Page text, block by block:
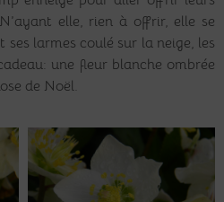
elle, rien à offrir, elle se
larmes coulé sur la neige, les
une fleur blanche ombrée
de Noël.